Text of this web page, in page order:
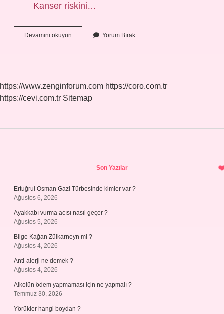
Kanser riskini…
Devamını okuyun
Yapmanın
Yorum Bırak
https://www.zenginforum.com https://coro.com.tr
https://cevi.com.tr Sitemap
Son Yazılar
Ertuğrul Osman Gazi Türbesinde kimler var ?
Ağustos 6, 2026
Ayakkabı vurma acısı nasıl geçer ?
Ağustos 5, 2026
Bilge Kağan Zülkarneyn mi ?
Ağustos 4, 2026
Anti-alerji ne demek ?
Ağustos 4, 2026
Alkolün ödem yapmaması için ne yapmalı ?
Temmuz 30, 2026
Yörükler hangi boydan ?